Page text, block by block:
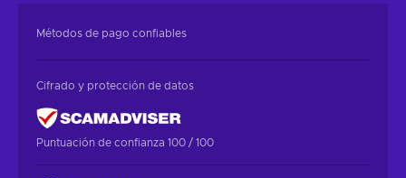
Métodos de pago confiables
Cifrado y protección de datos
Puntuación de confianza 100 / 100